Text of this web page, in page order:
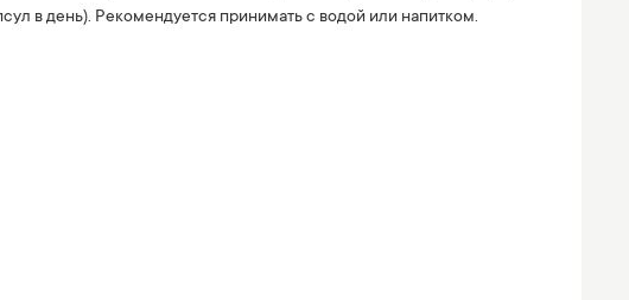
в день). Рекомендуется принимать с водой или напитком.